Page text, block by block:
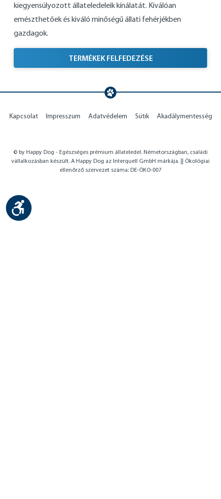
kiegyensúlyozott állateledeleik kínálatát. Kiválóan
emészthetőek és kiváló minőségű állati fehérjékben
gazdagok.
TERMÉKEK FELFEDEZÉSE
Kapcsolat Impresszum Adatvédelem Sütik Akadálymentesség
© by Happy Dog - Egészséges prémium állateledel. Németországban, családi
vállalkozásban készült. A Happy Dog az Interquell GmbH márkája. || Ökológiai
ellenőrző szervezet száma: DE-ÖKO-007
Show toolbar